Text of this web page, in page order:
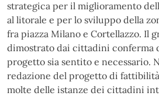
strategica per il miglioramento
al litorale e per lo sviluppo della
fra piazza Milano e Cortellazzo. Il
dimostrato dai cittadini conferma
progetto sia sentito e necessario.
redazione del progetto di
molte delle istanze dei cittadini